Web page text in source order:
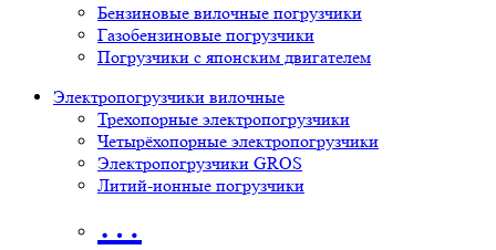
Бензиновые вилочные погрузчики
Газобензиновые погрузчики
Погрузчики с японским двигателем
Электропогрузчики вилочные
Трехопорные электропогрузчики
Четырёхопорные электропогрузчики
Электропогрузчики GROS
Литий-ионные погрузчики
…